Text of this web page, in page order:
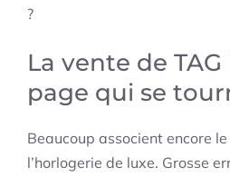
?
La vente de
page qui se
Beaucoup associent encore
l’horlogerie de luxe. Grosse